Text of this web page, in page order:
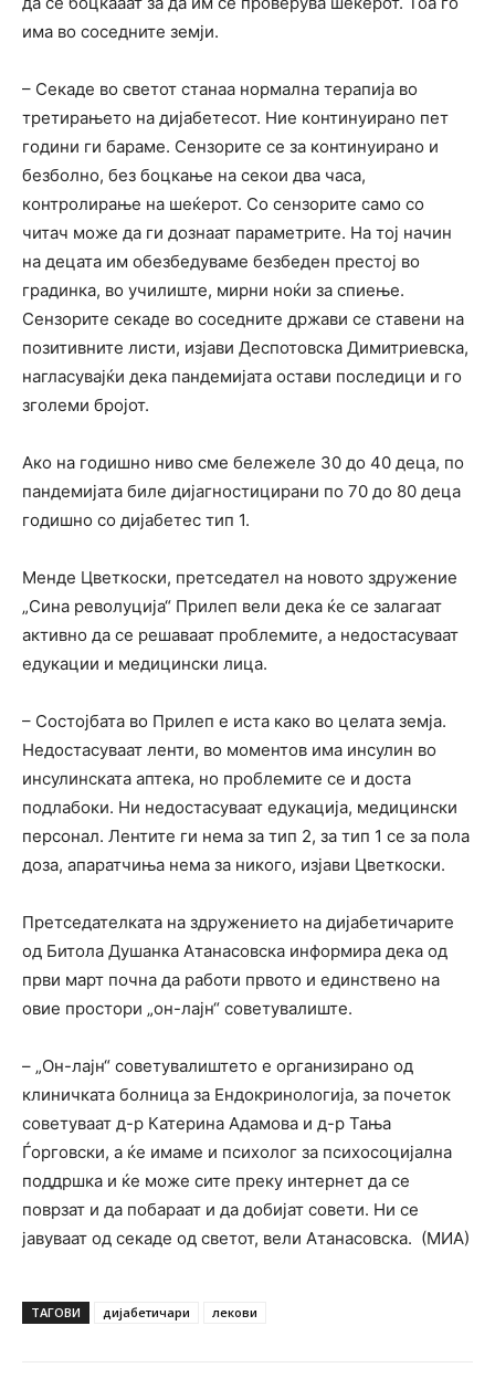
има во соседните земји.
– Секаде во светот станаа нормална терапија во
третирањето на дијабетесот. Ние континуирано пет
години ги бараме. Сензорите се за континуирано и
безболно, без боцкање на секои два часа,
контролирање на шеќерот. Со сензорите само со
читач може да ги дознаат параметрите. На тој начин
на децата им обезбедуваме безбеден престој во
градинка, во училиште, мирни ноќи за спиење.
Сензорите секаде во соседните држави се ставени на
позитивните листи, изјави Деспотовска Димитриевска,
нагласувајќи дека пандемијата остави последици и го
зголеми бројот.
Ако на годишно ниво сме бележеле 30 до 40 деца, по
пандемијата биле дијагностицирани по 70 до 80 деца
годишно со дијабетес тип 1.
Менде Цветкоски, претседател на новото здружение
„Сина револуција“ Прилеп вели дека ќе се залагаат
активно да се решаваат проблемите, а недостасуваат
едукации и медицински лица.
– Состојбата во Прилеп е иста како во целата земја.
Недостасуваат ленти, во моментов има инсулин во
инсулинската аптека, но проблемите се и доста
подлабоки. Ни недостасуваат едукација, медицински
персонал. Лентите ги нема за тип 2, за тип 1 се за пола
доза, апаратчиња нема за никого, изјави Цветкоски.
Претседателката на здружението на дијабетичарите
од Битола Душанка Атанасовска информира дека од
први март почна да работи првото и единствено на
овие простори „он-лајн“ советувалиште.
– „Он-лајн“ советувалиштето е организирано од
клиничката болница за Ендокринологија, за почеток
советуваат д-р Катерина Адамова и д-р Тања
Ѓорговски, а ќе имаме и психолог за психосоцијална
поддршка и ќе може сите преку интернет да се
поврзат и да побараат и да добијат совети. Ни се
јавуваат од секаде од светот, вели Атанасовска. (МИА)
ТАГОВИ дијабетичари лекови